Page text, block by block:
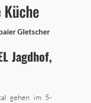
Gletscher
Jagdhof,
gehen im 5-